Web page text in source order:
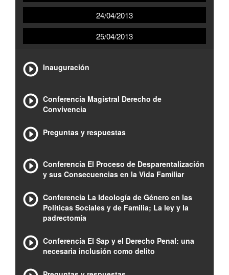
24/04/2013
25/04/2013
Inauguración
Conferencia Magistral Derecho de
Convivencia
Preguntas y respuestas
Conferencia El Proceso de Desparentalización
y sus Consecuencias en la Vida Familiar
Conferencia La Ideología de Género en las
Políticas Sociales y de Familia; La ley y la
padrectomía
Conferencia El Sap y el Derecho Penal: una
necesaria inclusión como delito